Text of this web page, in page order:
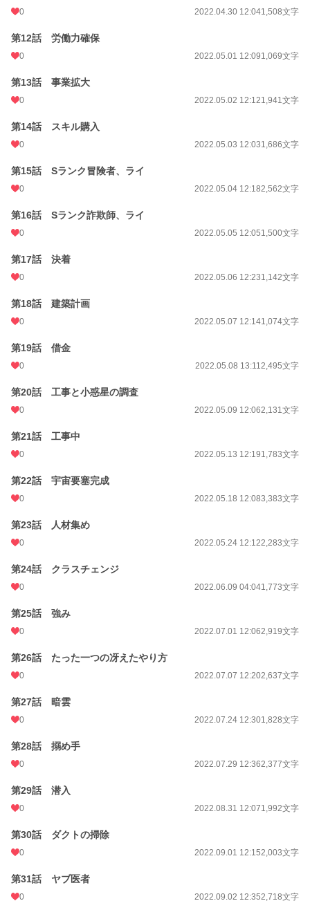
0 2022.04.30 12:041,508文字
第12話 労働力確保
0 2022.05.01 12:091,069文字
第13話 事業拡大
0 2022.05.02 12:121,941文字
第14話 スキル購入
0 2022.05.03 12:031,686文字
第15話 Sランク冒険者、ライ
0 2022.05.04 12:182,562文字
第16話 Sランク詐欺師、ライ
0 2022.05.05 12:051,500文字
第17話 決着
0 2022.05.06 12:231,142文字
第18話 建築計画
0 2022.05.07 12:141,074文字
第19話 借金
0 2022.05.08 13:112,495文字
第20話 工事と小惑星の調査
0 2022.05.09 12:062,131文字
第21話 工事中
0 2022.05.13 12:191,783文字
第22話 宇宙要塞完成
0 2022.05.18 12:083,383文字
第23話 人材集め
0 2022.05.24 12:122,283文字
第24話 クラスチェンジ
0 2022.06.09 04:041,773文字
第25話 強み
0 2022.07.01 12:062,919文字
第26話 たった一つの冴えたやり方
0 2022.07.07 12:202,637文字
第27話 暗雲
0 2022.07.24 12:301,828文字
第28話 搦め手
0 2022.07.29 12:362,377文字
第29話 潜入
0 2022.08.31 12:071,992文字
第30話 ダクトの掃除
0 2022.09.01 12:152,003文字
第31話 ヤブ医者
0 2022.09.02 12:352,718文字